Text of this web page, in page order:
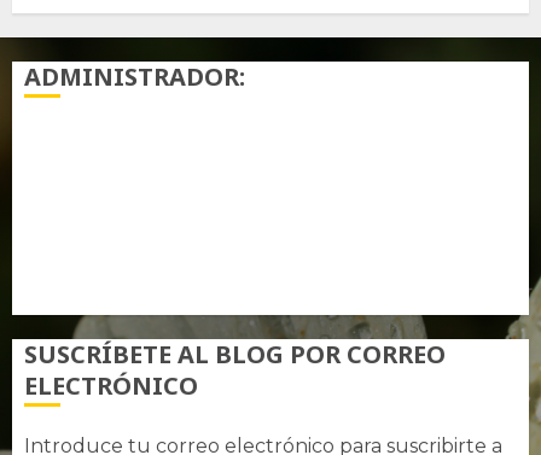
ADMINISTRADOR:
SUSCRÍBETE AL BLOG POR CORREO
ELECTRÓNICO
Introduce tu correo electrónico para suscribirte a